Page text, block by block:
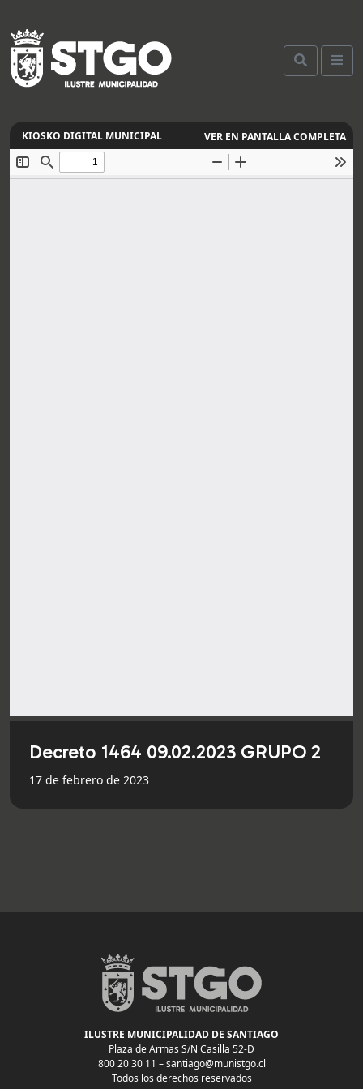
VER EN PANTALLA COMPLETA
Decreto 1464 09.02.2023 GRUPO 2
17 de febrero de 2023
ILUSTRE MUNICIPALIDAD DE SANTIAGO
Plaza de Armas S/N Casilla 52-D
800 20 30 11 –santiago@munistgo.cl
Todos los derechos reservados